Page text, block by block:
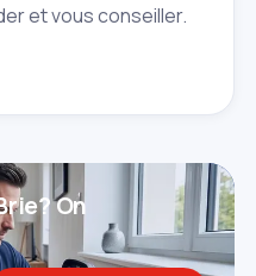
et vous conseiller.
On